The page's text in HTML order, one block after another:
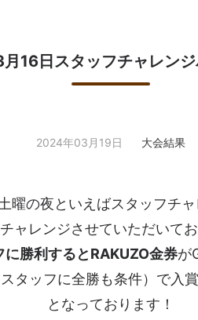
16日スタッフチャレン
2024年03月19日 大会結果
曜の夜といえばスタッフチャ
ャレンジさせていただいて
に勝利するとRAKUZO金券が
スタッフに全勝も条件）で入
となっております！